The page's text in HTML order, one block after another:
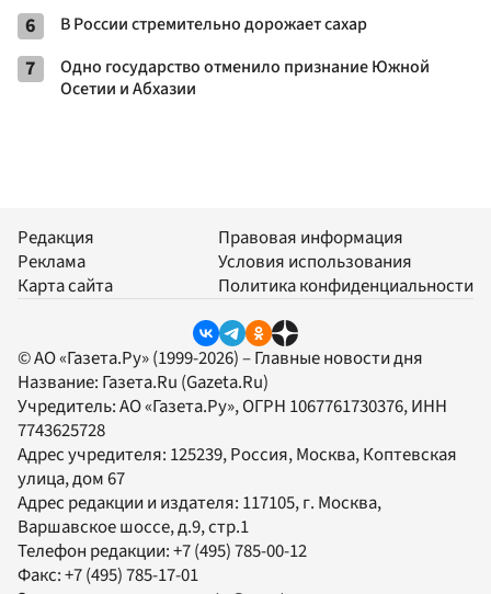
6 В России стремительно дорожает сахар
7
Одно государство отменило признание Южной
Осетии и Абхазии
Редакция
Реклама
Карта сайта
Правовая информация
Условия использования
Политика конфиденциальности
© АО «Газета.Ру» (1999-2026) – Главные новости дня
Название: Газета.Ru (Gazeta.Ru)
Учредитель:АО «Газета.Ру», ОГРН 1067761730376, ИНН
7743625728
Адрес учредителя: 125239, Россия, Москва, Коптевская
улица, дом 67
Адрес редакции и издателя: 117105, г. Москва,
Варшавское шоссе, д.9, стр.1
Телефон редакции:+7 (495) 785-00-12
Факс:+7 (495) 785-17-01